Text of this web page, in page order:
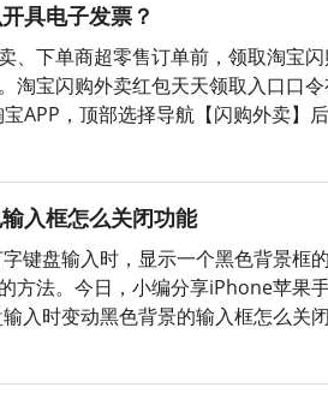
具电子发票？
、下单商超零售订单前，领取淘宝
淘宝闪购外卖红包天天领取入口口
宝APP，顶部选择导航【闪购外卖】
入框怎么关闭功能
键盘输入时，显示一个黑色背景框
方法。今日，小编分享iPhone苹果
入时变动黑色背景的输入框怎么关